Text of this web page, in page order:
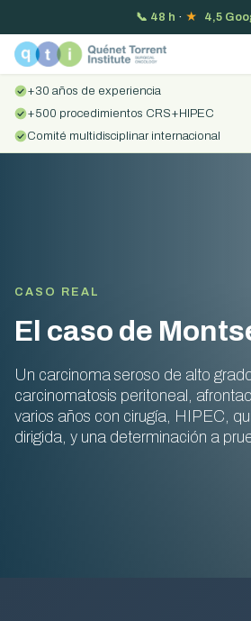
📞 48 h · ★ 4,5
+30 años de experiencia
+500 procedimientos CRS+HIPEC
Comité multidisciplinar internacional
CASO REAL
El caso de
Un carcinoma seroso de alto
carcinomatosis peritoneal,
varios años con cirugía, HIPEC,
dirigida, y una determinación a